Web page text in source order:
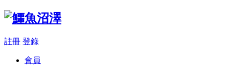
註冊 登錄
會員